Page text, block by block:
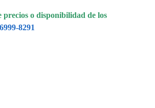
o disponibilidad de los
8291